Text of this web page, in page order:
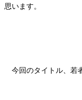
思います。
今回のタイトル、若